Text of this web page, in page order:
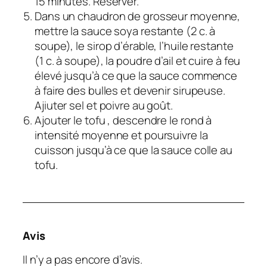
Dans un chaudron de grosseur moyenne,
mettre la sauce soya restante (2 c. à
soupe), le sirop d’érable, l’huile restante
(1 c. à soupe), la poudre d’ail et cuire à feu
élevé jusqu’à ce que la sauce commence
à faire des bulles et devenir sirupeuse.
Ajiuter sel et poivre au goût.
Ajouter le tofu , descendre le rond à
intensité moyenne et poursuivre la
cuisson jusqu’à ce que la sauce colle au
tofu.
Avis
Il n’y a pas encore d’avis.